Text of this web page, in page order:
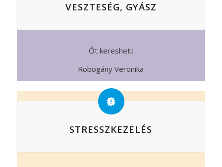
VESZTESÉG, GYÁSZ
Őt keresheti:
Robogány Veronika
STRESSZKEZELÉS